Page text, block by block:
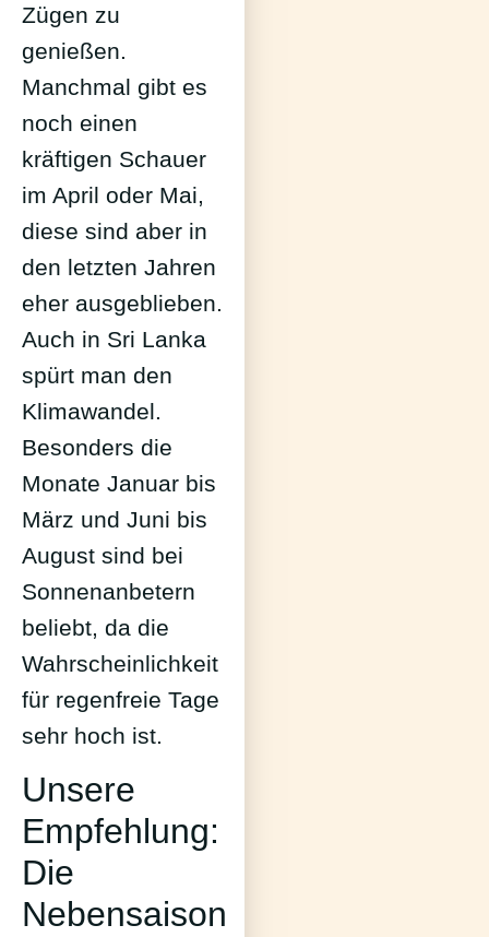
Zügen zu
genießen.
Manchmal gibt es
noch einen
kräftigen Schauer
im April oder Mai,
diese sind aber in
den letzten Jahren
eher ausgeblieben.
Auch in Sri Lanka
spürt man den
Klimawandel.
Besonders die
Monate Januar bis
März und Juni bis
August sind bei
Sonnenanbetern
beliebt, da die
Wahrscheinlichkeit
für regenfreie Tage
sehr hoch ist.
Unsere
Empfehlung:
Die
Nebensaison